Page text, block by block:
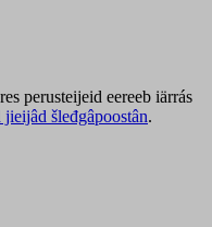
perusteijeid eereeb iärrás
šleđgâpoostân.